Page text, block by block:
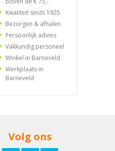
Kwaliteit sinds 1925
Bezorgen & afhalen
Persoonlijk advies
Vakkundig personeel
Winkel in Barneveld
Werkplaats in
Barneveld
Volg ons